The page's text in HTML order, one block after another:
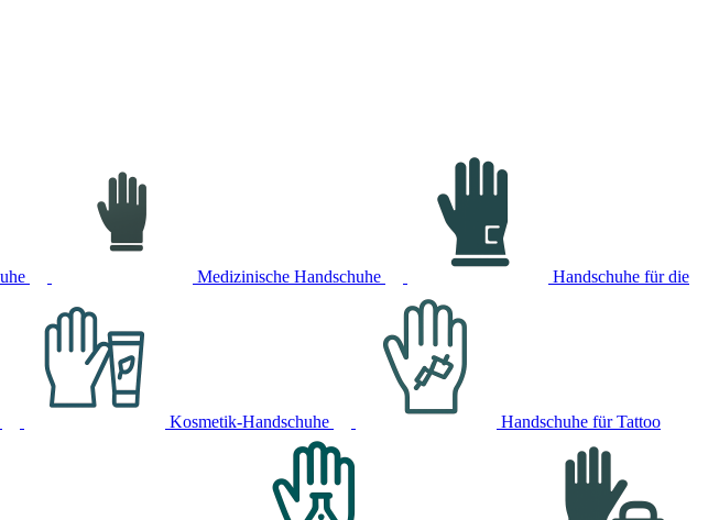
Medizinische Handschuhe Handschuhe für die
Kosmetik-Handschuhe Handschuhe für Tattoo